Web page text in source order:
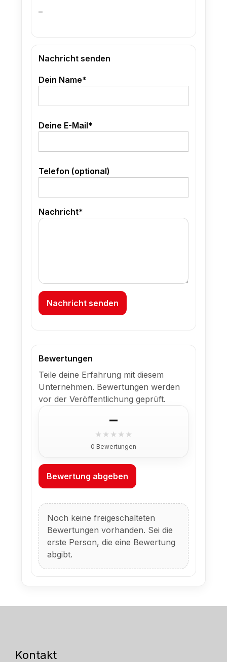
–
Nachricht senden
Dein Name*
Deine E-Mail*
Telefon (optional)
Nachricht*
Nachricht senden
Bewertungen
Teile deine Erfahrung mit diesem
Unternehmen. Bewertungen werden
vor der Veröffentlichung geprüft.
–
★ ★ ★ ★ ★
0 Bewertungen
Bewertung abgeben
Noch keine freigeschalteten
Bewertungen vorhanden. Sei die
erste Person, die eine Bewertung
abgibt.
Kontakt